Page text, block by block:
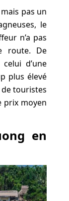
pas un
le
n’a pas
route. De
d’une
plus élevé
de touristes
prix moyen
en